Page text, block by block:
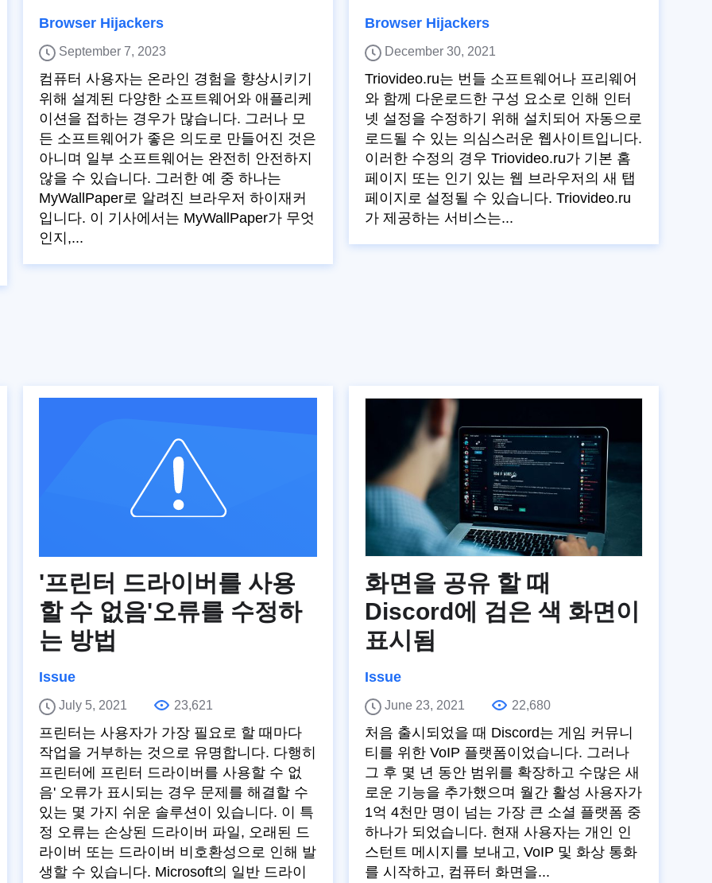
Browser Hijackers
September 7, 2023
컴퓨터 사용자는 온라인 경험을 향상시키기
위해 설계된 다양한 소프트웨어와 애플리케
이션을 접하는 경우가 많습니다. 그러나 모
든 소프트웨어가 좋은 의도로 만들어진 것은
아니며 일부 소프트웨어는 완전히 안전하지
않을 수 있습니다. 그러한 예 중 하나는
MyWallPaper로 알려진 브라우저 하이재커
입니다. 이 기사에서는 MyWallPaper가 무엇
인지,...
Browser Hijackers
December 30, 2021
Triovideo.ru는 번들 소프트웨어나 프리웨어
와 함께 다운로드한 구성 요소로 인해 인터
넷 설정을 수정하기 위해 설치되어 자동으로
로드될 수 있는 의심스러운 웹사이트입니다.
이러한 수정의 경우 Triovideo.ru가 기본 홈
페이지 또는 인기 있는 웹 브라우저의 새 탭
페이지로 설정될 수 있습니다. Triovideo.ru
가 제공하는 서비스는...
'프린터 드라이버를 사용
할 수 없음'오류를 수정하
는 방법
Issue
July 5, 2021 23,621
프린터는 사용자가 가장 필요로 할 때마다
작업을 거부하는 것으로 유명합니다. 다행히
프린터에 프린터 드라이버를 사용할 수 없
음' 오류가 표시되는 경우 문제를 해결할 수
있는 몇 가지 쉬운 솔루션이 있습니다. 이 특
정 오류는 손상된 드라이버 파일, 오래된 드
라이버 또는 드라이버 비호환성으로 인해 발
생할 수 있습니다. Microsoft의 일반 드라이
화면을 공유 할 때
Discord에 검은 색 화면이
표시됨
Issue
June 23, 2021 22,680
처음 출시되었을 때 Discord는 게임 커뮤니
티를 위한 VoIP 플랫폼이었습니다. 그러나
그 후 몇 년 동안 범위를 확장하고 수많은 새
로운 기능을 추가했으며 월간 활성 사용자가
1억 4천만 명이 넘는 가장 큰 소셜 플랫폼 중
하나가 되었습니다. 현재 사용자는 개인 인
스턴트 메시지를 보내고, VoIP 및 화상 통화
를 시작하고, 컴퓨터 화면을...